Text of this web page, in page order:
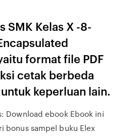
SMK Kelas X -8-
format file PDF
cetak berbeda
keperluan lain.
Download ebook Ebook ini
bonus sampel buku Elex